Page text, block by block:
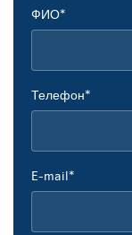
ФИО*
Телефон*
E-mail*